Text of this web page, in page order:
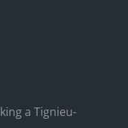
a Tignieu-